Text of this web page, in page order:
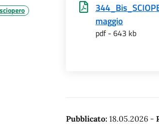
maggio
pdf - 643 kb
Pubblicato: 18.05.2026 -
sciopero